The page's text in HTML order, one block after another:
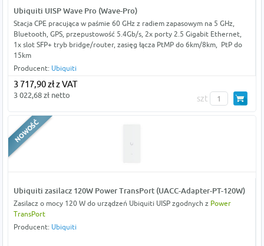
Ubiquiti UISP Wave Pro (Wave-Pro)
Stacja CPE pracująca w paśmie 60 GHz z radiem zapasowym na 5 GHz,
Bluetooth, GPS, przepustowość 5.4Gb/s, 2x porty 2.5 Gigabit Ethernet,
1x slot SFP+ tryb bridge/router, zasięg łącza PtMP do 6km/8km, PtP do
15km
Producent: Ubiquiti
3 717,90 zł z VAT
3 022,68 zł netto szt
Ubiquiti zasilacz 120W Power TransPort (UACC-Adapter-PT-120W)
Zasilacz o mocy 120 W do urządzeń Ubiquiti UISP zgodnych z Power
TransPort
Producent: Ubiquiti